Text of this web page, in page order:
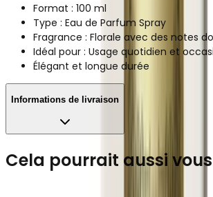
Format : 100 ml
Type : Eau de Parfum Spray
Fragrance : Florale avec des notes
Idéal pour : Usage quotidien et
Élégant et longue durée
Informations de livraison
Cela pourrait aussi